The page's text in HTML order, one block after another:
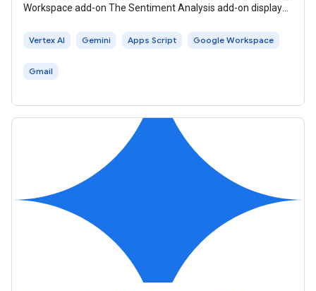
Workspace add-on The Sentiment Analysis add-on displays
Vertex AI Gemini Apps Script Google Workspace
Gmail